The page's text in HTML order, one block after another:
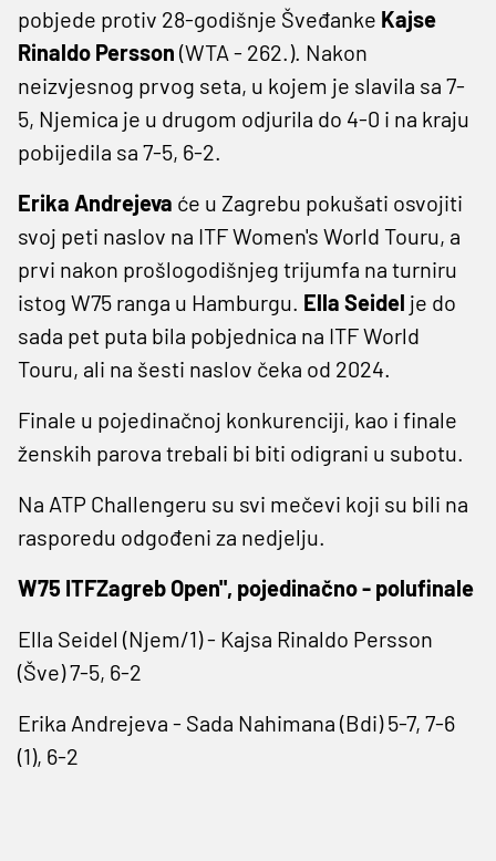
pobjede protiv 28-godišnje Šveđanke Kajse
Rinaldo Persson (WTA - 262.). Nakon
neizvjesnog prvog seta, u kojem je slavila sa 7-
5, Njemica je u drugom odjurila do 4-0 i na kraju
pobijedila sa 7-5, 6-2.
Erika Andrejeva će u Zagrebu pokušati osvojiti
svoj peti naslov na ITF Women's World Touru, a
prvi nakon prošlogodišnjeg trijumfa na turniru
istog W75 ranga u Hamburgu. Ella Seidel je do
sada pet puta bila pobjednica na ITF World
Touru, ali na šesti naslov čeka od 2024.
Finale u pojedinačnoj konkurenciji, kao i finale
ženskih parova trebali bi biti odigrani u subotu.
Na ATP Challengeru su svi mečevi koji su bili na
rasporedu odgođeni za nedjelju.
W75 ITFZagreb Open", pojedinačno - polufinale
Ella Seidel (Njem/1) - Kajsa Rinaldo Persson
(Šve) 7-5, 6-2
Erika Andrejeva - Sada Nahimana (Bdi) 5-7, 7-6
(1), 6-2